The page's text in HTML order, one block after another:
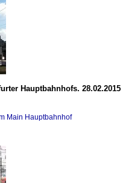
Hauptbahnhofs. 28.02.2015
Main Hauptbahnhof